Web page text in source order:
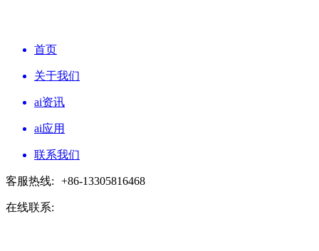
首页
关于我们
ai资讯
ai应用
联系我们
客服热线: +86-13305816468
在线联系: